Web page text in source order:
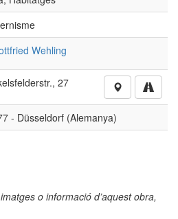
Wehling
27
- Düsseldorf (Alemanya)
o informació d’aquest obra,